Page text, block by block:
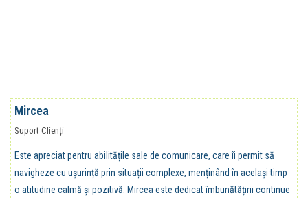
Mircea
Suport Clienți
Este apreciat pentru abilitățile sale de comunicare, care îi permit să
navigheze cu ușurință prin situații complexe, menținând în același timp
o atitudine calmă și pozitivă. Mircea este dedicat îmbunătățirii continue